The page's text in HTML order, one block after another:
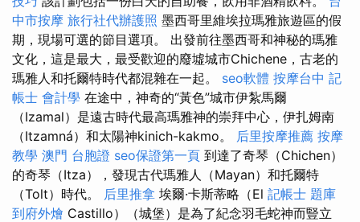
中市按摩 旅行社代辦護照 墨西哥里維埃拉瑪雅旅遊區的假
期，現場可選的節目選項。 出發前往墨西哥和神秘的瑪雅
文化，這是最大，最受歡迎的廢墟城市Chichene，古老的
瑪雅人和托爾特時代都混雜在一起。 seo軟體 按摩台中 記
帳士 會計學 在途中，神奇的“黃色”城市伊紮馬爾
（Izamal）是遠古時代最高瑪雅神的崇拜中心，伊扎姆南
（Itzamná）和太陽神kinich-kakmo。 后里按摩推薦 按摩
教學 澳門 台胞證 seo保證第一頁 到達了奇琴（Chichen）
的奇琴（Itza），發現古代瑪雅人（Mayan）和托爾特
（Tolt）時代。 后里推拿 埃爾·卡斯蒂略（El 記帳士 題庫
到府外燴 Castillo）（城堡）是為了紀念羽毛蛇神而豎立